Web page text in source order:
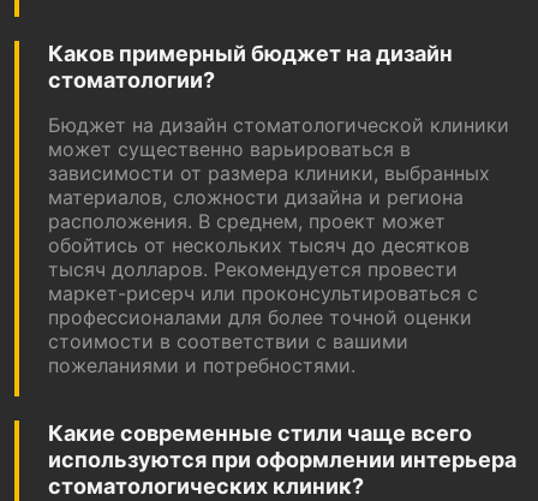
Каков примерный бюджет на дизайн
стоматологии?
Бюджет на дизайн стоматологической клиники
может существенно варьироваться в
зависимости от размера клиники, выбранных
материалов, сложности дизайна и региона
расположения. В среднем, проект может
обойтись от нескольких тысяч до десятков
тысяч долларов. Рекомендуется провести
маркет-рисерч или проконсультироваться с
профессионалами для более точной оценки
стоимости в соответствии с вашими
пожеланиями и потребностями.
Какие современные стили чаще всего
используются при оформлении интерьера
стоматологических клиник?